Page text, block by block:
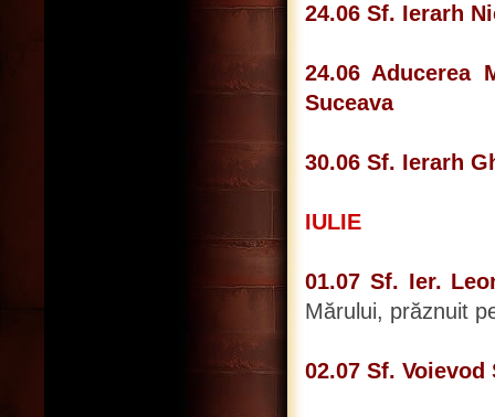
24.06 Sf. Ierarh
24.06 Aducerea
Suceava
30.06 Sf. Ierarh
IULIE
01.07 Sf. Ier.
Mărului, prăznuit
02.07 Sf.